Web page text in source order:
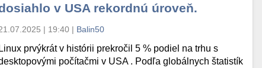
v USA rekordnú úroveň.
| 19:40 | Balin50
Linux prvýkrát v histórii prekročil 5 % podiel na trhu s
počítačmi v USA . Podľa globálnych štatistík